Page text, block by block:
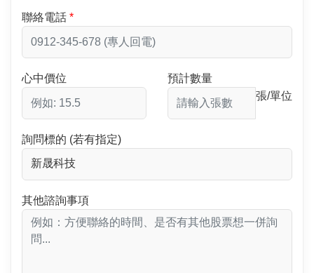
聯絡電話
心中價位
預計數量
張/單位
詢問標的 (若有指定)
其他諮詢事項